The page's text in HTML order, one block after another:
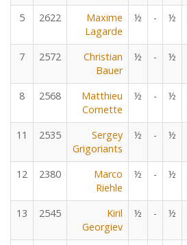
5 2622
Maxime
Lagarde
½ - ½
7 2572
Christian
Bauer
½ - ½
8 2568
Matthieu
Cornette
½ - ½
11 2535
Sergey
Grigoriants
½ - ½
12 2380
Marco
Riehle
½ - ½
13 2545
Kiril
Georgiev
½ - ½